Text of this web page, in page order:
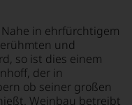
Zucker: 4,7 g
in ehrfürchtigem
und
so ist dies einem
der in
ob seiner großen
Weinbau betreibt